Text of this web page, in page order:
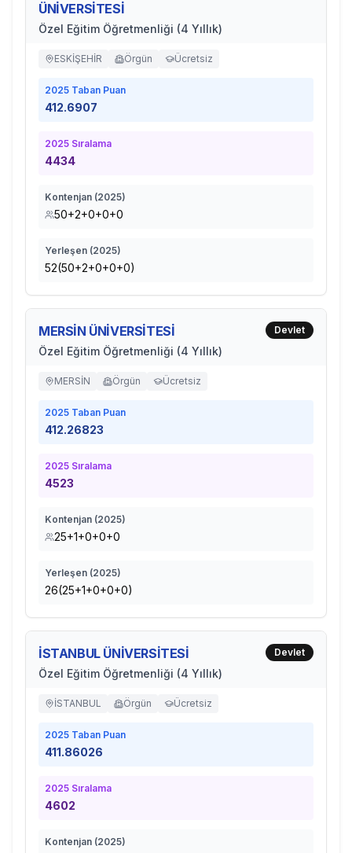
ÜNİVERSİTESİ
Özel Eğitim Öğretmenliği (4 Yıllık)
ESKİŞEHİR Örgün Ücretsiz
2025 Taban Puan
412.6907
2025 Sıralama
4434
Kontenjan (2025)
50+2+0+0+0
Yerleşen (2025)
52(50+2+0+0+0)
MERSİN ÜNİVERSİTESİ
Özel Eğitim Öğretmenliği (4 Yıllık)
Devlet
MERSİN Örgün Ücretsiz
2025 Taban Puan
412.26823
2025 Sıralama
4523
Kontenjan (2025)
25+1+0+0+0
Yerleşen (2025)
26(25+1+0+0+0)
İSTANBUL ÜNİVERSİTESİ
Özel Eğitim Öğretmenliği (4 Yıllık)
Devlet
İSTANBUL Örgün Ücretsiz
2025 Taban Puan
411.86026
2025 Sıralama
4602
Kontenjan (2025)